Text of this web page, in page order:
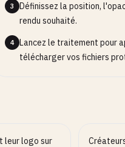
3
Définissez la position,
rendu souhaité.
4
Lancez le traitement pour
télécharger vos fichiers
leur logo sur